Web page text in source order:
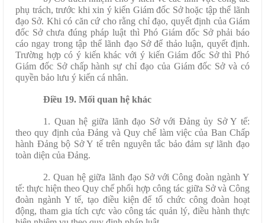
phụ trách, trước khi xin ý kiến Giám đốc Sở hoặc tập thể lãnh
đạo Sở. Khi có căn cứ cho rằng chỉ đạo, quyết định của Giám
đốc Sở chưa đúng pháp luật thì Phó Giám đốc Sở phải báo
cáo ngay trong tập thể lãnh đạo Sở để thảo luận, quyết định.
Trường hợp có ý kiến khác với ý kiến Giám đốc Sở thì Phó
Giám đốc Sở chấp hành sự chỉ đạo của Giám đốc Sở và có
quyền bảo lưu ý kiến cá nhân.
Điều 19. Mối quan hệ khác
1. Quan hệ giữa lãnh đạo Sở với Đảng ủy Sở Y tế:
theo quy định của Đảng và Quy chế làm việc của Ban Chấp
hành Đảng bộ Sở Y tế trên nguyên tắc bảo đảm sự lãnh đạo
toàn diện của Đảng.
2. Quan hệ giữa lãnh đạo Sở với Công đoàn ngành Y
tế: thực hiện theo Quy chế phối hợp công tác giữa Sở và Công
đoàn ngành Y tế, tạo điều kiện để tổ chức công đoàn hoạt
động, tham gia tích cực vào công tác quản lý, điều hành thực